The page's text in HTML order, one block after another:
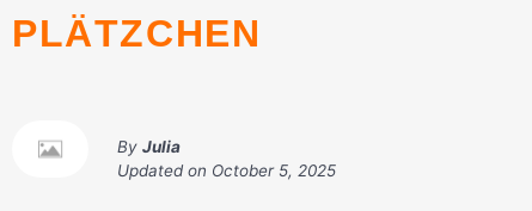
PLÄTZCHEN
By Julia
Updated on October 5, 2025